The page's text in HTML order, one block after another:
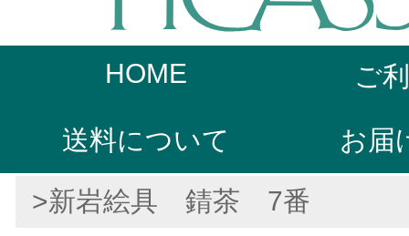
HOME ご
送料について お届
>新岩絵具 錆茶 7番